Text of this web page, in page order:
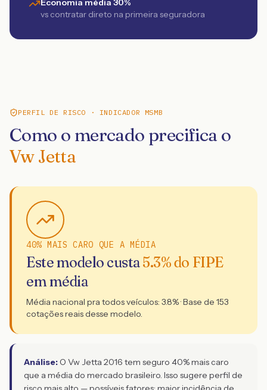
Economia média 30%
vs contratar direto na primeira seguradora
PERFIL DE RISCO · INDICADOR MSMB
Como o mercado precifica o
Vw Jetta
40% MAIS CARO QUE A MÉDIA
Este modelo custa5.3% do FIPE
em média
Média nacional pra todos veículos: 3.8% · Base de 153
cotações reais desse modelo.
Análise: O Vw Jetta 2016 tem seguro 40% mais caro
que a média do mercado brasileiro. Isso sugere perfil de